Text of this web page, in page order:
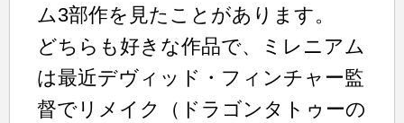
ム3部作を見たことがあります。
どちらも好きな作品で、ミレニアム
は最近デヴィッド・フィンチャー監
督でリメイク（ドラゴンタトゥーの